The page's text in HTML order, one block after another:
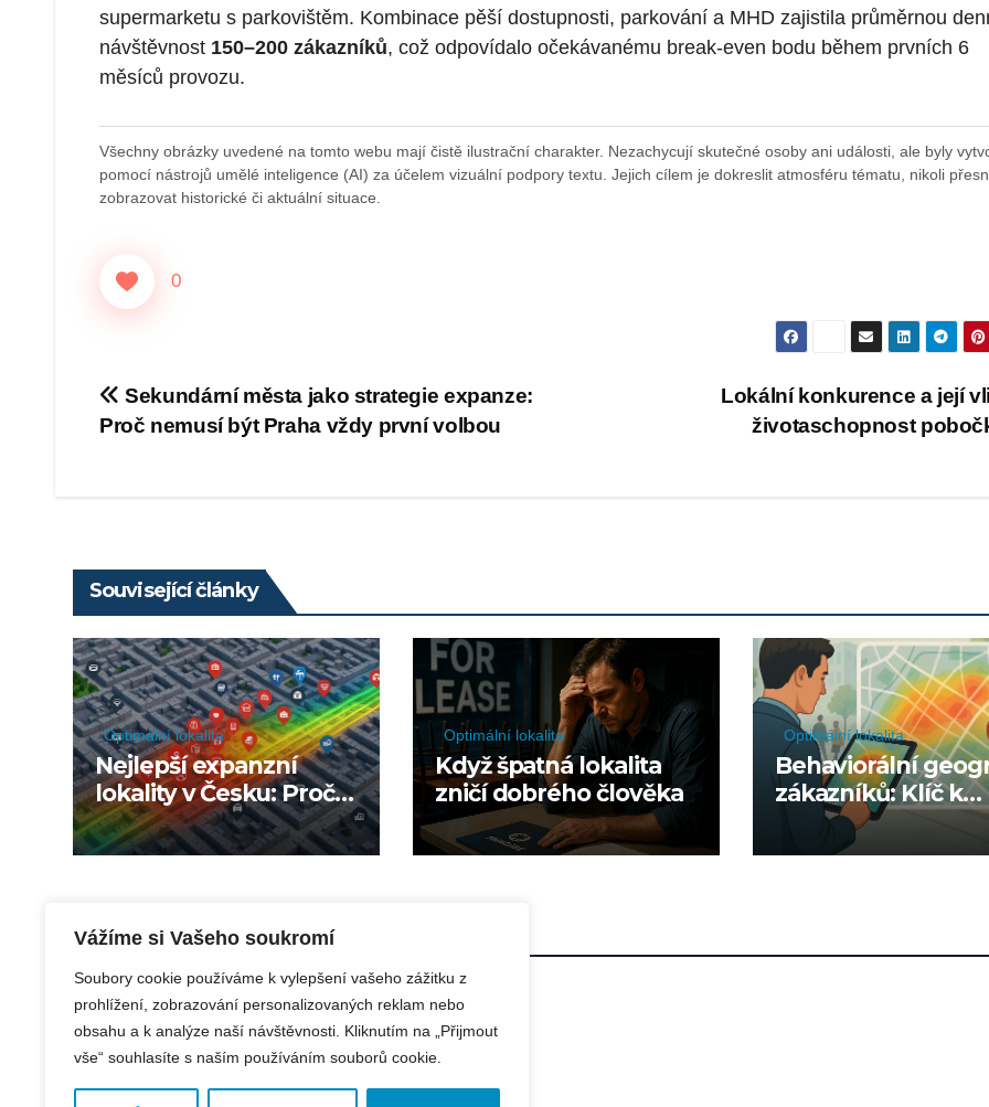
Vážíme si Vašeho soukromí
Soubory cookie používáme k vylepšení vašeho zážitku z
prohlížení, zobrazování personalizovaných reklam nebo
obsahu a k analýze naší návštěvnosti. Kliknutím na „Přijmout
vše“ souhlasíte s naším používáním souborů cookie.
supermarketu s parkovištěm. Kombinace pěší dostupnosti, parkování a MHD zajistila průměrnou
návštěvnost 150–200 zákazníků, což odpovídalo očekávanému break-even bodu během prvních 6
měsíců provozu.
Všechny obrázky uvedené na tomto webu mají čistě ilustrační charakter. Nezachycují skutečné osoby ani události, ale byly
pomocí nástrojů umělé inteligence (AI) za účelem vizuální podpory textu. Jejich cílem je dokreslit atmosféru tématu, nikoli
zobrazovat historické či aktuální situace.
0
Navigace
Lokální konkurence a její
životaschopnost
Sekundární města jako strategie expanze:
Proč nemusí být Praha vždy první volbou
Související články
Optimální lokalita
Nejlepší expanzní
lokality v Česku: Proč
nestačí vybrat město,
ale musíte rozumět
Optimální lokalita
Když špatná lokalita
zničí dobrého člověka
Optimální lokalita
Behaviorální
zákazníků: Klíč k
optimálnímu
lokality